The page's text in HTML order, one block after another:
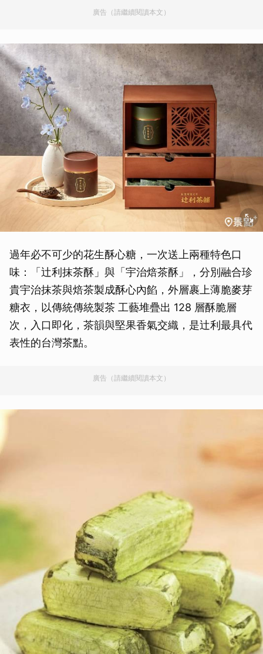
廣告（請繼續閱讀本文）
過年必不可少的花生酥心糖，一次送上兩種特色口
味：「辻利抹茶酥」與「宇治焙茶酥」，分別融合珍
貴宇治抹茶與焙茶製成酥心內餡，外層裹上薄脆麥芽
糖衣，以傳統傳統製茶 工藝堆疊出 128 層酥脆層
次，入口即化，茶韻與堅果香氣交織，是辻利最具代
表性的台灣茶點。
廣告（請繼續閱讀本文）